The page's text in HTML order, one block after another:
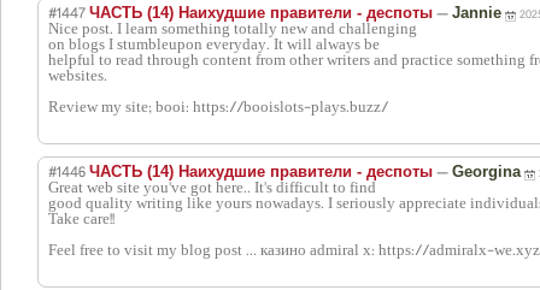
#1447 ЧАСТЬ (14) Наихудшие правители - деспоты — Jannie
Nice post. I learn something totally new and challenging
on blogs I stumbleupon everyday. It will always be
helpful to read through content from other writers and practice something
websites.
Review my site; booi: https://booislots-plays.buzz/
#1446 ЧАСТЬ (14) Наихудшие правители - деспоты — Georgina
Great web site you've got here.. It's difficult to find
good quality writing like yours nowadays. I seriously appreciate
Take care!!
Feel free to visit my blog post ... казино admiral x: https://admiralx-